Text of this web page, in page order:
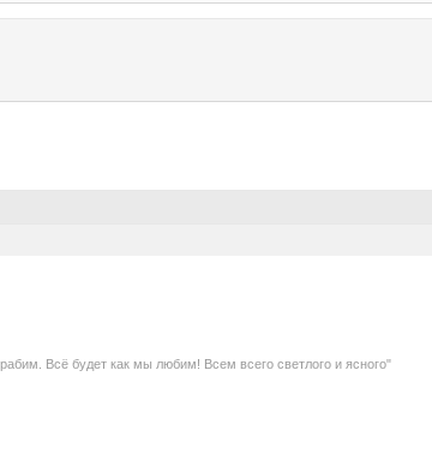
Всё будет как мы любим! Всем всего светлого и ясного"